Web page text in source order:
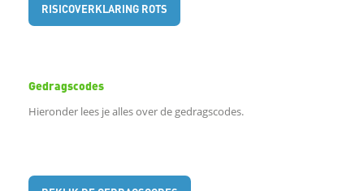
e
RISICOVERKLARING ROTS
Gedragscodes
Hieronder lees je alles over de gedragscodes.